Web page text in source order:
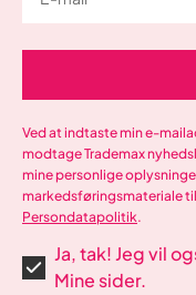
Ved at indtaste min e-
modtage Trademax
mine personlige
markedsføringsmateriale
Persondatapolitik.
Ja, tak! Jeg vil
Mine sider.